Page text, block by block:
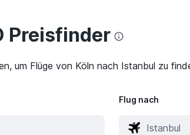
Preisfinder
um Flüge von Köln nach Istanbul zu
Flug nach